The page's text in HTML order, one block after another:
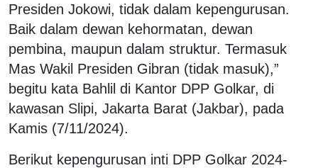
Presiden Jokowi, tidak dalam kepengurusan.
Baik dalam dewan kehormatan, dewan
pembina, maupun dalam struktur. Termasuk
Mas Wakil Presiden Gibran (tidak masuk),”
begitu kata Bahlil di Kantor DPP Golkar, di
kawasan Slipi, Jakarta Barat (Jakbar), pada
Kamis (7/11/2024).
Berikut kepengurusan inti DPP Golkar 2024-